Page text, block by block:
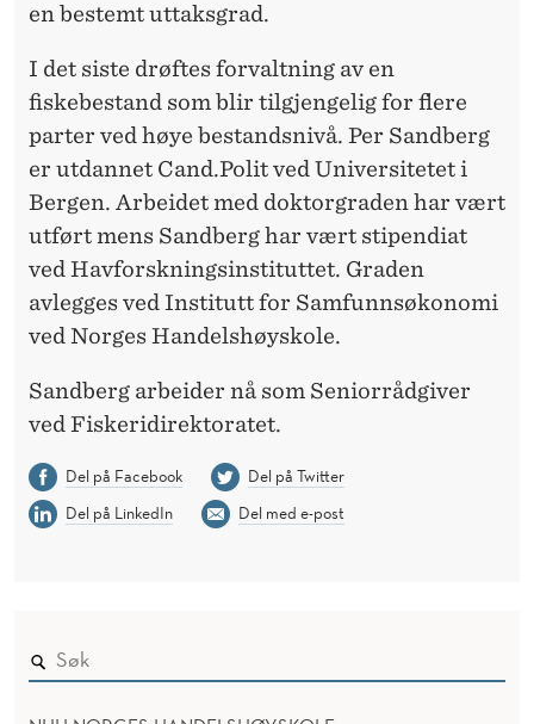
en bestemt uttaksgrad.
I det siste drøftes forvaltning av en
fiskebestand som blir tilgjengelig for flere
parter ved høye bestandsnivå. Per Sandberg
er utdannet Cand.Polit ved Universitetet i
Bergen. Arbeidet med doktorgraden har vært
utført mens Sandberg har vært stipendiat
ved Havforskningsinstituttet. Graden
avlegges ved Institutt for Samfunnsøkonomi
ved Norges Handelshøyskole.
Sandberg arbeider nå som Seniorrådgiver
ved Fiskeridirektoratet.
Del på Facebook
Del på Twitter
Del på LinkedIn
Del med e-post